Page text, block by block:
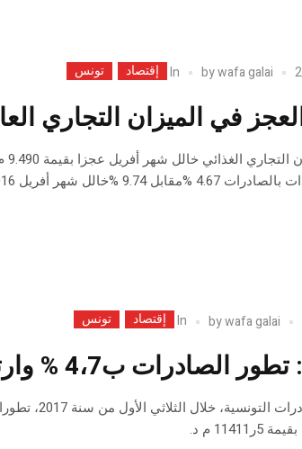
bywafa galai
In إقتصاد تونس
في الميزان التجاري العام
9.74 %خالل شهر أفريل 2016 .
bywafa galai
In إقتصاد تونس
ب4،7 % وارتفاع الواردات ب3ر20 %